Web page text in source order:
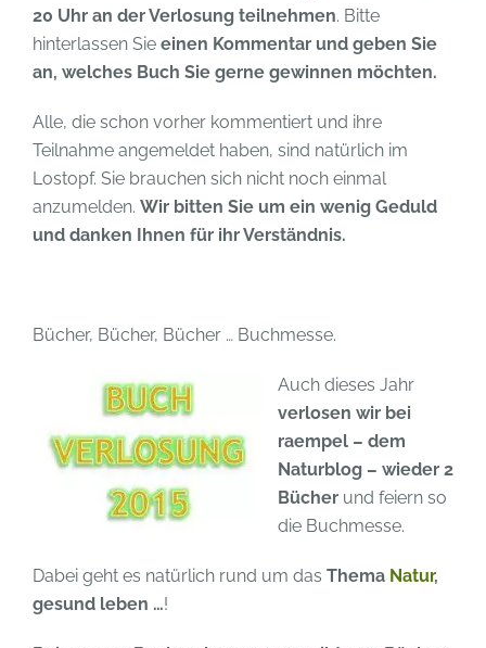
20 Uhr an der Verlosung teilnehmen. Bitte
hinterlassen Sie einen Kommentar und geben Sie
an, welches Buch Sie gerne gewinnen möchten.
Alle, die schon vorher kommentiert und ihre
Teilnahme angemeldet haben, sind natürlich im
Lostopf. Sie brauchen sich nicht noch einmal
anzumelden. Wir bitten Sie um ein wenig Geduld
und danken Ihnen für ihr Verständnis.
Bücher, Bücher, Bücher … Buchmesse.
Auch dieses Jahr
verlosen wir bei
raempel – dem
Naturblog – wieder 2
Bücher und feiern so
die Buchmesse.
Dabei geht es natürlich rund um das Thema Natur,
gesund leben …!